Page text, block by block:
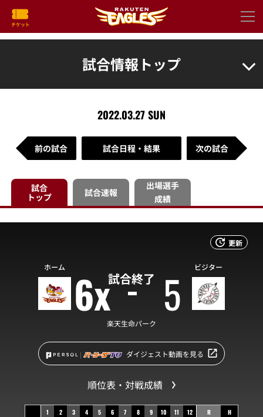
試合情報トップ
2022.03.27 SUN
前の試合 試合日程・結果 次の試合
試合
トップ
試合速報
出場選手
成績
更新
試合終了
ホーム 6x 5 ビジター
楽天生命パーク
ダイジェスト動画を見る
順位表・対戦成績
1 2 3 4 5 6 7 8 9 10 11 12 R H